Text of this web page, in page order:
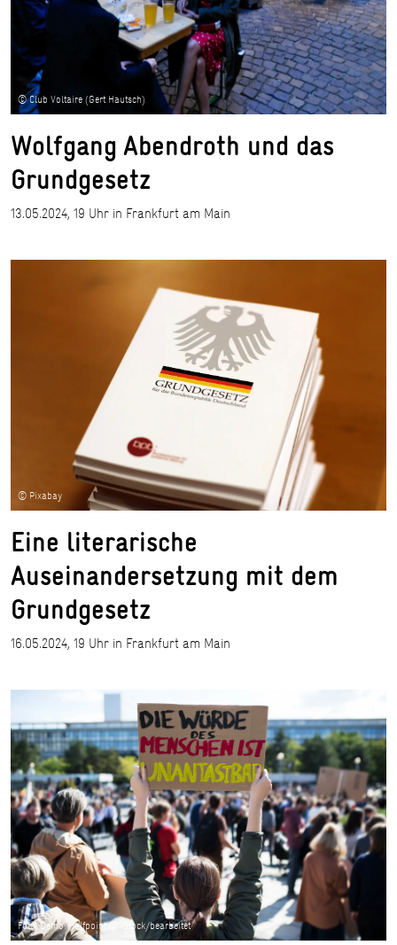
© Club Voltaire (Gert Hautsch)
Wolfgang Abendroth und das
Grundgesetz
13.05.2024, 19 Uhr in Frankfurt am Main
© Pixabay
Eine literarische
Auseinandersetzung mit dem
Grundgesetz
16.05.2024, 19 Uhr in Frankfurt am Main
Foto: Demo: Halfpoint © iStock/bearbeitet